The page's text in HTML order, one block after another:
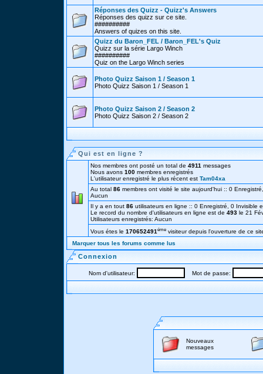
Réponses des Quizz - Quizz's Answers
Réponses des quizz sur ce site.
##########
Answers of quizes on this site.
Quizz du Baron_FEL / Baron_FEL's Quiz
Quizz sur la série Largo Winch
##########
Quiz on the Largo Winch series
Photo Quizz Saison 1 / Season 1
Photo Quizz Saison 1 / Season 1
Photo Quizz Saison 2 / Season 2
Photo Quizz Saison 2 / Season 2
Qui est en ligne ?
Nos membres ont posté un total de 4911 messages
Nous avons 100 membres enregistrés
L'utilisateur enregistré le plus récent est Tam04xa
Au total 86 membres ont visité le site aujourd'hui :: 0
Aucun
Il y a en tout 86 utilisateurs en ligne :: 0 Enregistré, 0
Le record du nombre d'utilisateurs en ligne est de 493 le 21
Utilisateurs enregistrés: Aucun
Vous étes le 170652491éme visiteur depuis l'ouverture de ce
Marquer tous les forums comme lus
Connexion
Nom d'utilisateur: Mot de passe:
Nouveaux
messages